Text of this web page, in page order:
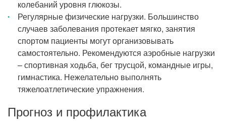
колебаний уровня глюкозы.
Регулярные физические нагрузки. Большинство
случаев заболевания протекает мягко, занятия
спортом пациенты могут организовывать
самостоятельно. Рекомендуются аэробные нагрузки
– спортивная ходьба, бег трусцой, командные игры,
гимнастика. Нежелательно выполнять
тяжелоатлетические упражнения.
Прогноз и профилактика